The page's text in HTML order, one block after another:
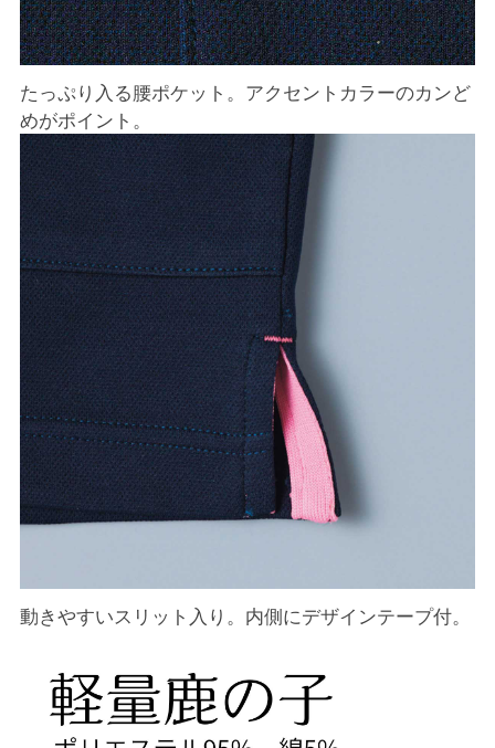
たっぷり入る腰ポケット。アクセントカラーのカンど
めがポイント。
動きやすいスリット入り。内側にデザインテープ付。